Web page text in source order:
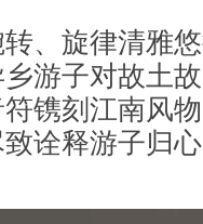
旋律清雅悠
游子对故土
镌刻江南风
诠释游子归